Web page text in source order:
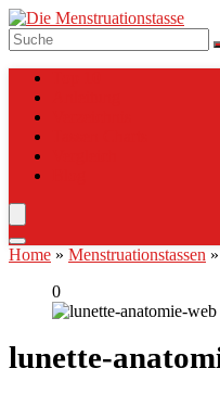
Home » Menstruationstassen »
0
lunette-